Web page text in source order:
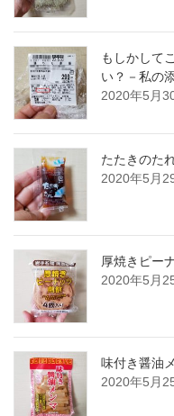
もしかして
い？－私の
2020年5月
たたきのた
2020年5月
厚焼きピー
2020年5月
味付き醤油
2020年5月